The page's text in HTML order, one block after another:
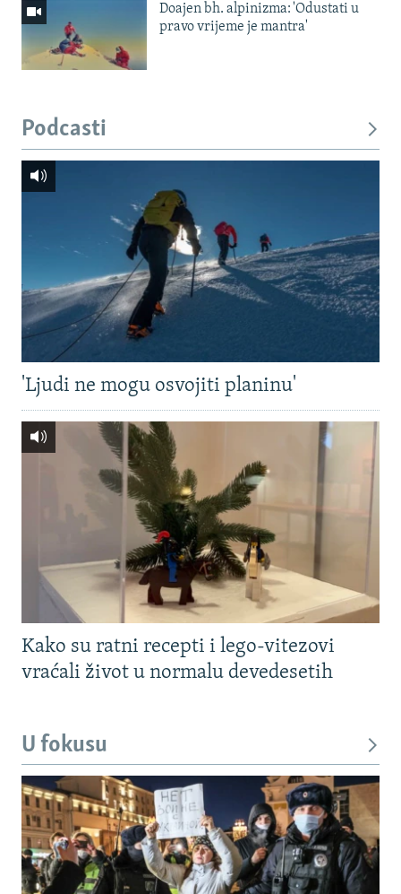
Doajen bh. alpinizma: 'Odustati u
pravo vrijeme je mantra'
Podcasti
'Ljudi ne mogu osvojiti planinu'
Kako su ratni recepti i lego-vitezovi
vraćali život u normalu devedesetih
U fokusu